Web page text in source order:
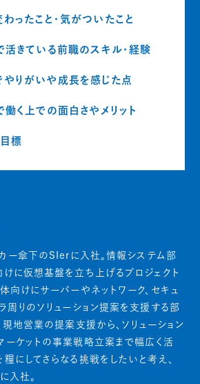
ったこと・気がついたこと
きている前職のスキル・経験
りがいや成長を感じた点
く上での面白さやメリット
標
ー傘下のSIerに入社。情報システム部
けに仮想基盤を立ち上げるプロジェクト
向けにサーバーやネットワーク、セキュ
周りのソリューション提案を支援する部
地営業の提案支援から、ソリューション
ーケットの事業戦略立案まで幅広く活
にしてさらなる挑戦をしたいと考え、
入社。